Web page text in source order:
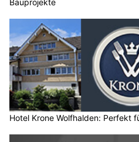
Hotel Krone Wolfhalden: Perfekt